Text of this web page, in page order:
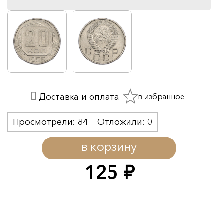
125 руб.
в корзину
Просмотрели: 84 Отложили: 0
Доставка и оплата в избранное